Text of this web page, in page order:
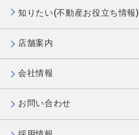
知りたい(不動産お役立ち情報)
店舗案内
会社情報
お問い合わせ